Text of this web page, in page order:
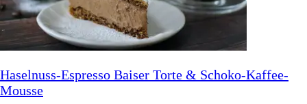
Haselnuss-Espresso Baiser Torte & Schoko-Kaffee-
Mousse